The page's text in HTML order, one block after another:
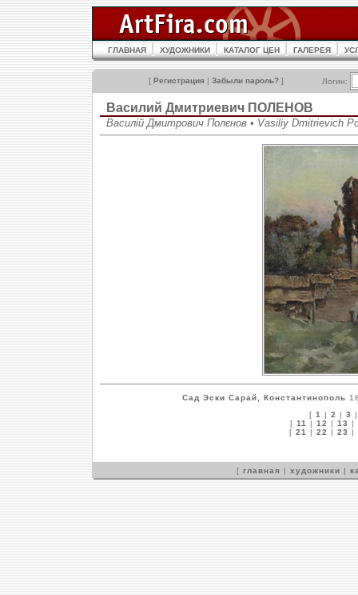
ГЛАВНАЯ ХУДОЖНИКИ КАТАЛОГ ЦЕН ГАЛЕРЕЯ
[ Регистрация | Забыли пароль? ] Логин:
Василий Дмитриевич ПОЛЕНОВ
Василій Дмитрович Полєнов • Vasiliy Dmitrievich
Сад Эски Сарай, Константинополь
[ 1 | 2 | 3
[ 11 | 12 | 13 |
[ 21 | 22 | 23 |
[ главная | художники |